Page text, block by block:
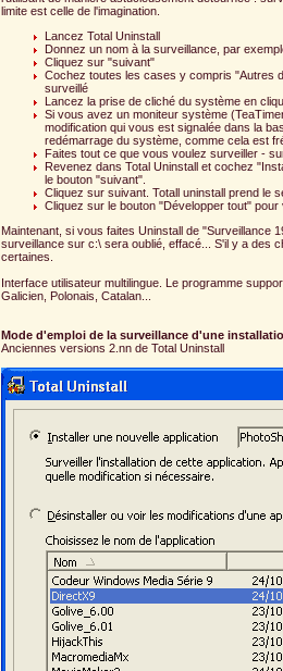
limite est celle de l'imagination.
Lancez Total Uninstall
Donnez un nom à la surveillance, par
Cliquez sur "suivant"
Cochez toutes les cases y compris "Autres
surveillé
Lancez la prise de cliché du système en
Si vous avez un moniteur système
modification qui vous est signalée dans la
redémarrage du système, comme cela est
Faites tout ce que vous voulez surveiller -
Revenez dans Total Uninstall et cochez
le bouton "suivant".
Cliquez sur suivant. Totall uninstall prend le
Cliquez sur le bouton "Développer tout"
Maintenant, si vous faites Uninstall de "Surveillance
surveillance sur c:\ sera oublié, effacé... S'il y a des
certaines.
Interface utilisateur multilingue. Le programme
Galicien, Polonais, Catalan...
Mode d'emploi de la surveillance d'une
Anciennes versions 2.nn de Total Uninstall